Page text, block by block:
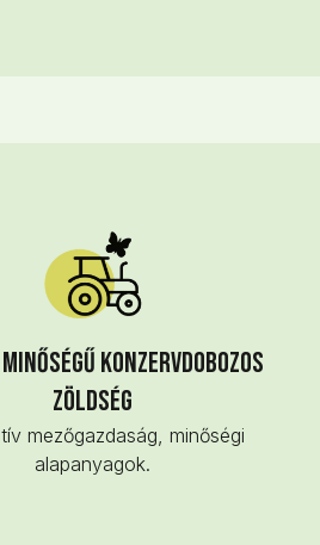
konzervdobozos
zöldség
mezőgazdaság, minőségi
alapanyagok.